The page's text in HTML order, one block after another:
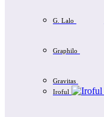
G. Lalo
Graphilo
Gravitas
Iroful